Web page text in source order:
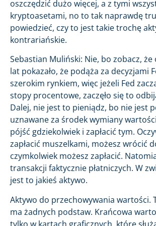
oszczędzić dużo więcej, a z tymi
kryptoasetami, no to tak naprawdę
powiedzieć, czy to jest takie trochę
kontrariańskie.
Sebastian Muliński: Nie, bo zobacz,
lat pokazało, że podąża za decyzjami
szerokim rynkiem, więc jeżeli Fed
stopy procentowe, zaczęło się to
Dalej, nie jest to pieniądz, bo nie jest
uznawane za środek wymiany
pójść gdziekolwiek i zapłacić tym.
zapłacić muszelkami, możesz wrócić
czymkolwiek możesz zapłacić.
transakcji faktycznie płatniczych. W
jest to jakieś aktywo.
Aktywo do przechowywania wartości.
ma żadnych podstaw. Krańcowa